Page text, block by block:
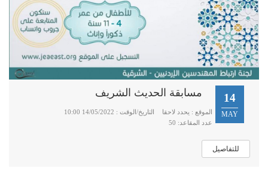
14
MAY
مسابقة الحديث الشريف
الموقع : يحدد لاحقا
التاريخ/الوقت : 14/05/2022 10:00
عدد المقاعد: 50
للتفاصيل